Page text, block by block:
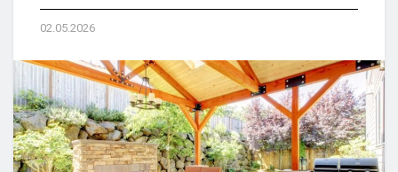
02.05.2026